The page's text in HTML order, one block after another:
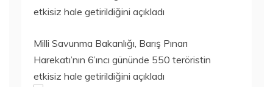
Milli Savunma Bakanlığı, Barış Pınarı
Harekatı’nın 6’ıncı gününde 550 teröristin
etkisiz hale getirildiğini açıkladı